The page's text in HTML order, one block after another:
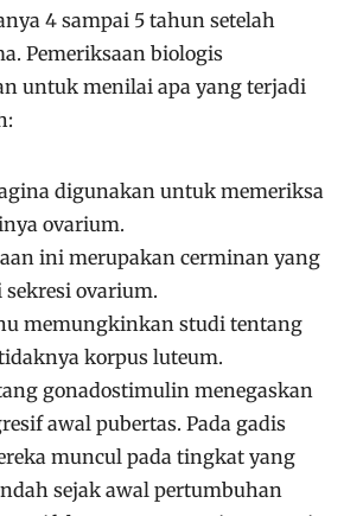
4 sampai 5 tahun setelah
Pemeriksaan biologis
untuk menilai apa yang terjadi
digunakan untuk memeriksa
ovarium.
ini merupakan cerminan yang
sekresi ovarium.
memungkinkan studi tentang
korpus luteum.
gonadostimulin menegaskan
awal pubertas. Pada gadis
muncul pada tingkat yang
sejak awal pertumbuhan